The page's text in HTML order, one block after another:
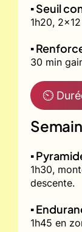
▪️ Seuil
1h20,
▪️
30 min
⏲
▪️
1h30,
descente.
▪️
1h45 en